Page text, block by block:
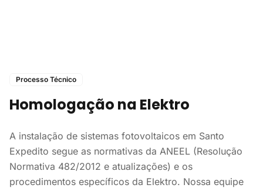
Processo Técnico
Homologação na Elektro
A instalação de sistemas fotovoltaicos em Santo
Expedito segue as normativas da ANEEL (Resolução
Normativa 482/2012 e atualizações) e os
procedimentos específicos da Elektro. Nossa equipe